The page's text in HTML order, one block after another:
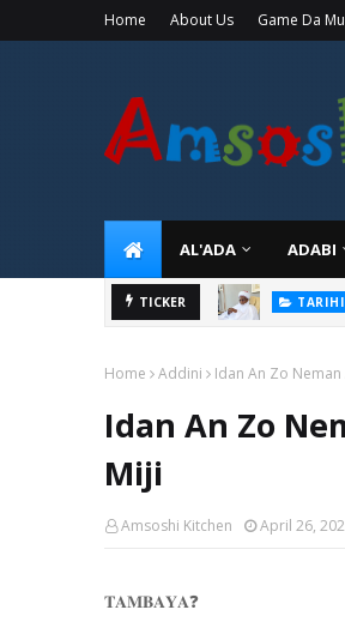
Home About Us Game Da Mu
AL'ADA ADABI
TICKER TARIHI
Home Addini Idan An Zo Neman
Idan An Zo
Miji
Amsoshi Kitchen April 26,
𝐓𝐀𝐌𝐁𝐀𝐘𝐀❓